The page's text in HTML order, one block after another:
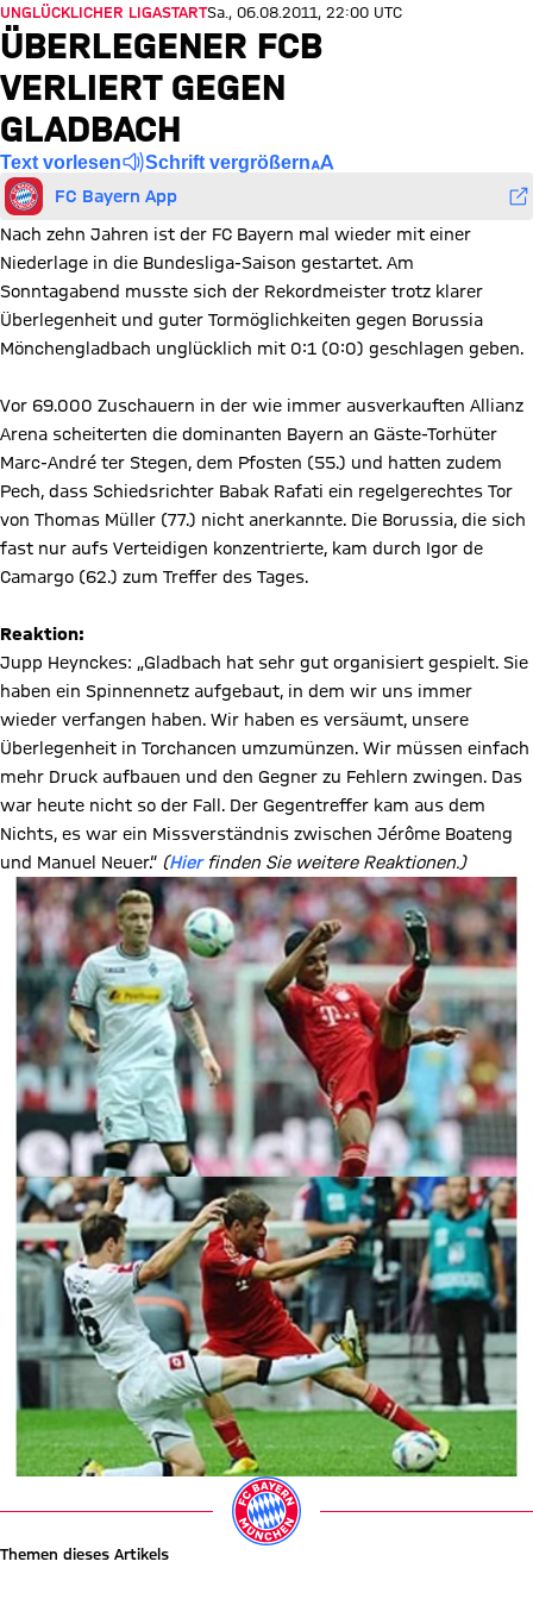
UNGLÜCKLICHER LIGASTARTSa., 06.08.2011, 22:00 UTC
ÜBERLEGENER FCB
VERLIERT GEGEN
GLADBACH
Text vorlesen Schrift vergrößern
FC Bayern App
Nach zehn Jahren ist der FC Bayern mal wieder mit einer
Niederlage in die Bundesliga-Saison gestartet. Am
Sonntagabend musste sich der Rekordmeister trotz klarer
Überlegenheit und guter Tormöglichkeiten gegen Borussia
Mönchengladbach unglücklich mit 0:1 (0:0) geschlagen geben.
Vor 69.000 Zuschauern in der wie immer ausverkauften Allianz
Arena scheiterten die dominanten Bayern an Gäste-Torhüter
Marc-André ter Stegen, dem Pfosten (55.) und hatten zudem
Pech, dass Schiedsrichter Babak Rafati ein regelgerechtes Tor
von Thomas Müller (77.) nicht anerkannte. Die Borussia, die sich
fast nur aufs Verteidigen konzentrierte, kam durch Igor de
Camargo (62.) zum Treffer des Tages.
Reaktion:
Jupp Heynckes: „Gladbach hat sehr gut organisiert gespielt. Sie
haben ein Spinnennetz aufgebaut, in dem wir uns immer
wieder verfangen haben. Wir haben es versäumt, unsere
Überlegenheit in Torchancen umzumünzen. Wir müssen einfach
mehr Druck aufbauen und den Gegner zu Fehlern zwingen. Das
war heute nicht so der Fall. Der Gegentreffer kam aus dem
Nichts, es war ein Missverständnis zwischen Jérôme Boateng
und Manuel Neuer.“ (Hierfinden Sie weitere Reaktionen.)
Themen dieses Artikels